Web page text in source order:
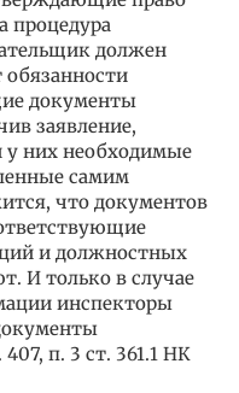
процедура
должен
обязанности
документы
заявление,
у них необходимые
самим
что документов
и должностных
И только в случае
инспекторы
п. 3 ст. 361.1 НК